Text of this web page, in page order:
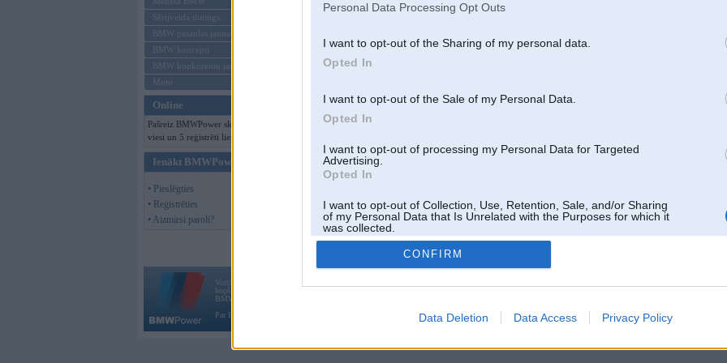
Personal Data Processing Opt Outs
I want to opt-out of the Sharing of my personal data.
Opted In
I want to opt-out of the Sale of my Personal Data.
Opted In
I want to opt-out of processing my Personal Data for Targeted
Advertising.
Opted In
I want to opt-out of Collection, Use, Retention, Sale, and/or Sharing
of my Personal Data that Is Unrelated with the Purposes for which it
was collected.
Opted Out
CONFIRM
Data Deletion Data Access Privacy Policy
Sērijveida tūnings
BMW pasaules jaunumi
BMW koncepti
BMW konkurentu jaunumi
Moto
Online
Pašreiz BMWPower skatās 213
viesi un 5 reģistrēti lietotāji.
Ienākt BMWPower
• Pieslēgties
• Reģistrēties
• Aizmirsi paroli?
Vortāls BMWPower.lv darbojas
kopš 2002. gada 14. maija. Tas nav auto klubs un nav saistīts ar
BMW AG.
Par BMWPower